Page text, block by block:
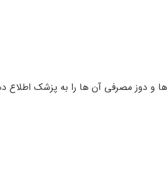
و دوز مصرفی آن ها را به پزشک اطلاع